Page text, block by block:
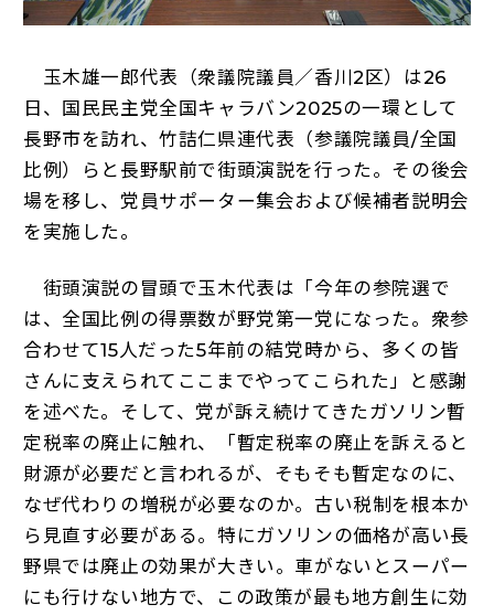
玉木雄一郎代表（衆議院議員／香川2区）は26
日、国民民主党全国キャラバン2025の一環として
長野市を訪れ、竹詰仁県連代表（参議院議員/全国
比例）らと長野駅前で街頭演説を行った。その後会
場を移し、党員サポーター集会および候補者説明会
を実施した。
街頭演説の冒頭で玉木代表は「今年の参院選で
は、全国比例の得票数が野党第一党になった。衆参
合わせて15人だった5年前の結党時から、多くの皆
さんに支えられてここまでやってこられた」と感謝
を述べた。そして、党が訴え続けてきたガソリン暫
定税率の廃止に触れ、「暫定税率の廃止を訴えると
財源が必要だと言われるが、そもそも暫定なのに、
なぜ代わりの増税が必要なのか。古い税制を根本か
ら見直す必要がある。特にガソリンの価格が高い長
野県では廃止の効果が大きい。車がないとスーパー
にも行けない地方で、この政策が最も地方創生に効